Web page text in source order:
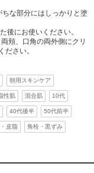
な部分にはしっかりと塗
後にお使いください。
頬、口角の両外側にクリ
ださい。
朝用スキンケア
性肌 混合肌 10代
40代後半 50代前半
皮脂 角栓・黒ずみ